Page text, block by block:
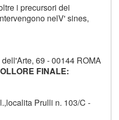
i precursori dei
nelV' sines,
69 - 00144 ROMA
FINALE:
Prulli n. 103/C -